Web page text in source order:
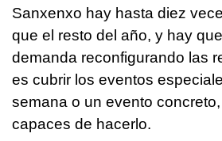
Sanxenxo hay hasta diez
que el resto del año, y hay
demanda reconfigurando las
es cubrir los eventos
semana o un evento
capaces de hacerlo.